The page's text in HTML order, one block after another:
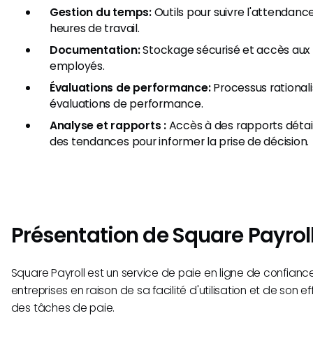
Gestion du temps:Outils pour suivre
heures de travail.
Documentation:Stockage sécurisé et accès
employés.
Évaluations de performance:Processus
évaluations de performance.
Analyse et rapports :Accès à des rapports
des tendances pour informer la prise de décision.
Présentation de Square
Square Payroll est un service de paie en ligne de
entreprises en raison de sa facilité d'utilisation et de son
des tâches de paie.